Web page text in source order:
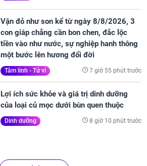
Vận đỏ như son kể từ ngày 8/8/2026, 3
con giáp chẳng cần bon chen, đắc lộc
tiền vào như nước, sự nghiệp hanh thông
một bước lên hương đổi đời
Tâm linh - Tử vi 7 giờ 55 phút trước
Lợi ích sức khỏe và giá trị dinh dưỡng
của loại củ mọc dưới bùn quen thuộc
Dinh dưỡng 8 giờ 10 phút trước